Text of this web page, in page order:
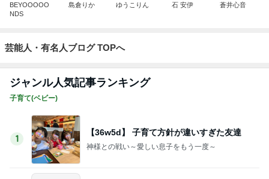
BEYOOOOO
NDS
島倉りか ゆうこりん 石 安伊 蒼井心音
芸能人・有名人ブログ TOPへ
ジャンル人気記事ランキング
子育て(ベビー)
1
【36w5d】 子育て方針が違いすぎた友達
神様との戦い～愛しい息子をもう一度～